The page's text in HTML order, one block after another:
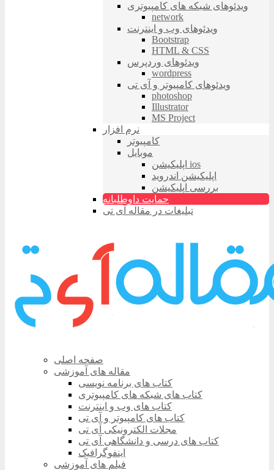
ویدئوهای شبکه های کامپیوتری
network
ویدئوهای وب و اینترنت
Bootstrap
HTML & CSS
ویدئوهای وردپرس
wordpress
ویدئوهای کامپیوتر و آی تی
photoshop
Illustrator
MS Project
نرم افزار
کامپیوتر
موبایل
اپلیکیشن ios
اپلیکیشن اندروید
بررسی اپلیکیشن
حمایت داوطلبانه
تبلیغات در مقاله آی تی
صفحه اصلی
مقاله های آموزشی
کتاب های برنامه نویسی
کتاب های شبکه های کامپیوتری
کتاب های وب و اینترنت
کتاب های کامپیوتر و آی تی
مجلات الکترونیکی آی تی
کتاب های درسی و دانشگاهی آی تی
اینفوگرافیک
فیلم های آموزشی